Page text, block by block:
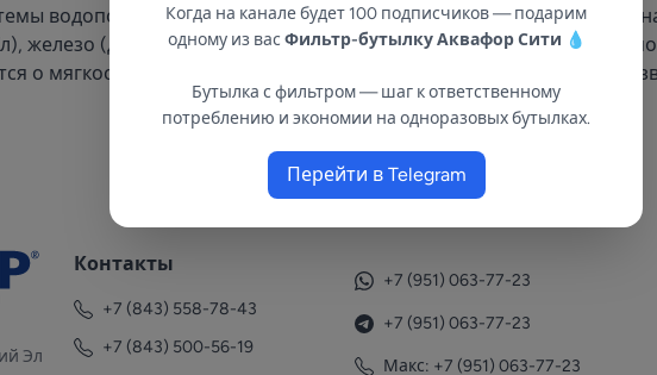
водоподготовки в частных домах, на производствах, в
л), железо (до 12 мг/л) и марганец (до 5 мг/л) — уменьшает расход
о мягкости кожи и волос — защищает технику и сантехнику от
Эл
Контакты
+7 (843) 558-78-43
+7 (843) 500-56-19
+7 (951) 063-77-23
+7 (951) 063-77-23
Макс: +7 (951) 063-77-23
Когда на канале будет 100 подписчиков — подарим
одному из вас Фильтр-бутылку Аквафор Сити 💧
Бутылка с фильтром — шаг к ответственному
потреблению и экономии на одноразовых бутылках.
Перейти в Telegram